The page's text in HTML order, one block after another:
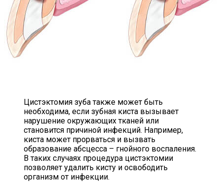
Цистэктомия зуба также может быть
необходима, если зубная киста вызывает
нарушение окружающих тканей или
становится причиной инфекций. Например,
киста может прорваться и вызвать
образование абсцесса – гнойного воспаления.
В таких случаях процедура цистэктомии
позволяет удалить кисту и освободить
организм от инфекции.